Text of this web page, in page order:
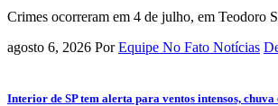
Crimes ocorreram em 4 de julho, em Teodoro
agosto 6, 2026 Por Equipe No Fato Notícias
Interior de SP tem alerta para ventos intensos,